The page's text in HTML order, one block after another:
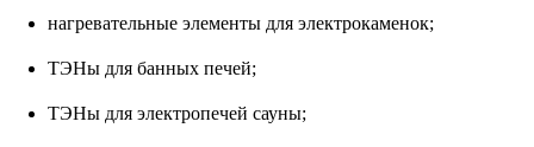
нагревательные элементы для электрокаменок;
ТЭНы для банных печей;
ТЭНы для электропечей сауны;